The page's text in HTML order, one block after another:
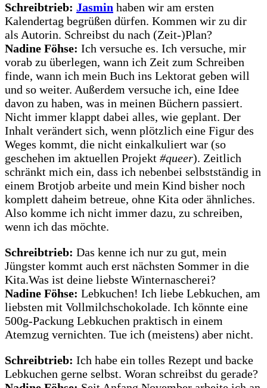
Schreibtrieb: Jasmin haben wir am ersten
Kalendertag begrüßen dürfen. Kommen wir zu dir
als Autorin. Schreibst du nach (Zeit-)Plan?
Nadine Föhse: Ich versuche es. Ich versuche, mir
vorab zu überlegen, wann ich Zeit zum Schreiben
finde, wann ich mein Buch ins Lektorat geben will
und so weiter. Außerdem versuche ich, eine Idee
davon zu haben, was in meinen Büchern passiert.
Nicht immer klappt dabei alles, wie geplant. Der
Inhalt verändert sich, wenn plötzlich eine Figur des
Weges kommt, die nicht einkalkuliert war (so
geschehen im aktuellen Projekt #queer). Zeitlich
schränkt mich ein, dass ich nebenbei selbstständig in
einem Brotjob arbeite und mein Kind bisher noch
komplett daheim betreue, ohne Kita oder ähnliches.
Also komme ich nicht immer dazu, zu schreiben,
wenn ich das möchte.
Schreibtrieb: Das kenne ich nur zu gut, mein
Jüngster kommt auch erst nächsten Sommer in die
Kita.Was ist deine liebste Winternascherei?
Nadine Föhse: Lebkuchen! Ich liebe Lebkuchen, am
liebsten mit Vollmilchschokolade. Ich könnte eine
500g-Packung Lebkuchen praktisch in einem
Atemzug vernichten. Tue ich (meistens) aber nicht.
Schreibtrieb: Ich habe ein tolles Rezept und backe
Lebkuchen gerne selbst. Woran schreibst du gerade?